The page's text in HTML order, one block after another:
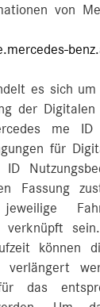
von
es sich
der
me ID
für
ID
Fassung
verknüpft
können
verlängert
das